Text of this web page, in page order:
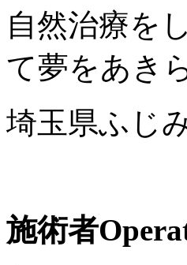
自然治療を
て夢をあき
埼玉県ふ
施術者